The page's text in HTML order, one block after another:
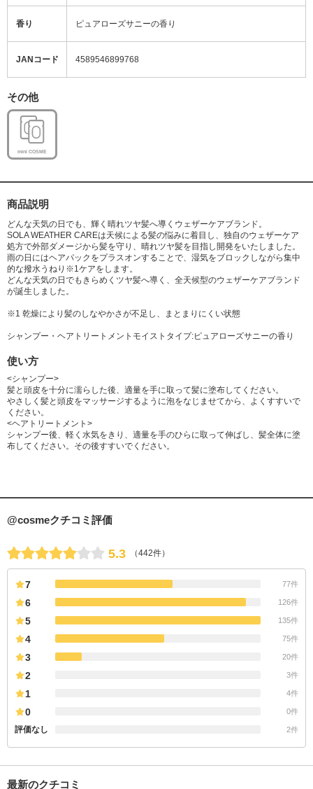
香り ピュアローズサニーの香り
JANコード 4589546899768
その他
mini COSME
商品説明
どんな天気の日でも、輝く晴れツヤ髪へ導くウェザーケアブランド。
SOLA WEATHER CAREは天候による髪の悩みに着目し、独自のウェザーケア
処方で外部ダメージから髪を守り、晴れツヤ髪を目指し開発をいたしました。
雨の日にはヘアパックをプラスオンすることで、湿気をブロックしながら集中
的な撥水うねり※1ケアをします。
どんな天気の日でもきらめくツヤ髪へ導く、全天候型のウェザーケアブランド
が誕生しました。
※1 乾燥により髪のしなやかさが不足し、まとまりにくい状態
シャンプー・ヘアトリートメントモイストタイプ:ピュアローズサニーの香り
使い方
<シャンプー>
髪と頭皮を十分に濡らした後、適量を手に取って髪に塗布してください。
やさしく髪と頭皮をマッサージするように泡をなじませてから、よくすすいで
ください。
<ヘアトリートメント>
シャンプー後、軽く水気をきり、適量を手のひらに取って伸ばし、髪全体に塗
布してください。その後すすいでください。
@cosmeクチコミ評価
5.3 （442件）
7 77件
6 126件
5 135件
4 75件
3 20件
2 3件
1 4件
0 0件
評価なし 2件
最新のクチコミ